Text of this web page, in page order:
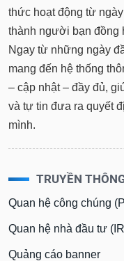
thức hoạt động từ
thành người bạn đồng
Ngay từ những ngày
mang đến hệ thống
– cập nhật – đầy đủ,
và tự tin đưa ra quyết
mình.
TRUYỀN
Quan hệ công chúng
Quan hệ nhà đầu tư
Quảng cáo banner